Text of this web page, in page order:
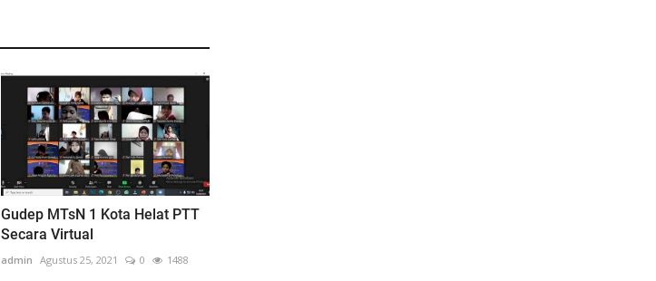
Gudep MTsN 1 Kota Helat PTT
Secara Virtual
admin Agustus 25, 2021 0 1488